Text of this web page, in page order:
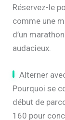
Réservez-le
comme une
d’un
audacieux.
Alterner
Pourquoi se
début de
160 pour